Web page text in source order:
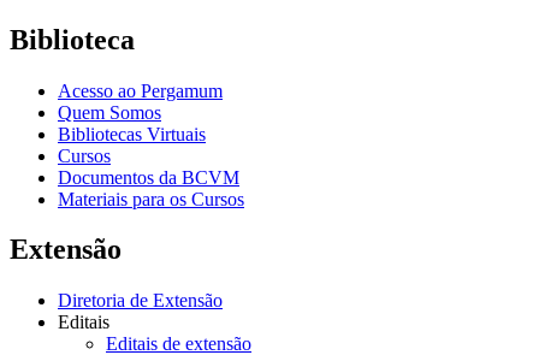
Biblioteca
Acesso ao Pergamum
Quem Somos
Bibliotecas Virtuais
Cursos
Documentos da BCVM
Materiais para os Cursos
Extensão
Diretoria de Extensão
Editais
Editais de extensão